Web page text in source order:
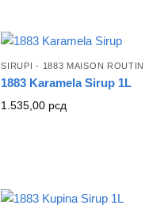
SIRUPI - 1883 MAISON ROUTIN
1883 Karamela Sirup 1L
1.535,00 рсд